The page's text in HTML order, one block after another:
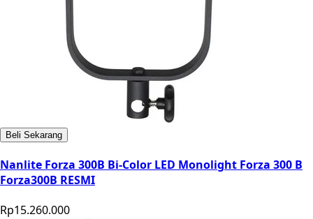
Beli Sekarang
Nanlite Forza 300B Bi-Color LED Monolight Forza 300 B
Forza300B RESMI
Rp15.260.000